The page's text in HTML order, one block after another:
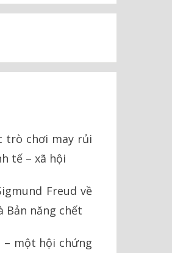
trò chơi may rủi
tế – xã hội
Freud về
Bản năng chết
– một hội chứng